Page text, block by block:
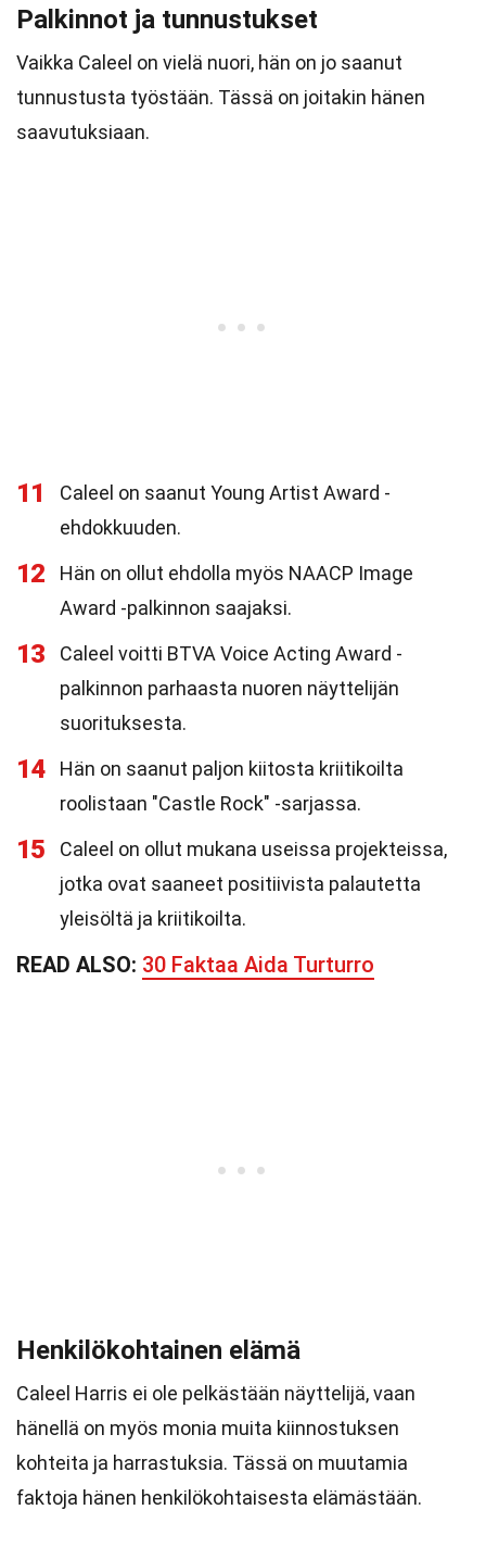
Palkinnot ja tunnustukset
Vaikka Caleel on vielä nuori, hän on jo saanut
tunnustusta työstään. Tässä on joitakin hänen
saavutuksiaan.
11
Caleel on saanut Young Artist Award -
ehdokkuuden.
12
Hän on ollut ehdolla myös NAACP Image
Award -palkinnon saajaksi.
13
Caleel voitti BTVA Voice Acting Award -
palkinnon parhaasta nuoren näyttelijän
suorituksesta.
14
Hän on saanut paljon kiitosta kriitikoilta
roolistaan "Castle Rock" -sarjassa.
15
Caleel on ollut mukana useissa projekteissa,
jotka ovat saaneet positiivista palautetta
yleisöltä ja kriitikoilta.
READ ALSO: 30 Faktaa Aida Turturro
Henkilökohtainen elämä
Caleel Harris ei ole pelkästään näyttelijä, vaan
hänellä on myös monia muita kiinnostuksen
kohteita ja harrastuksia. Tässä on muutamia
faktoja hänen henkilökohtaisesta elämästään.